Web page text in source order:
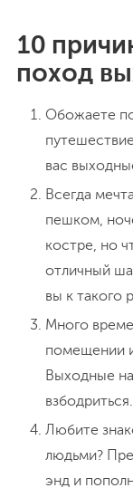
10
поход
Обожаете
вас
Всегда
пешком,
костре, но
отличный
вы к такого
Много
помещении
Выходные
взбодриться.
Любите
людьми?
энд и